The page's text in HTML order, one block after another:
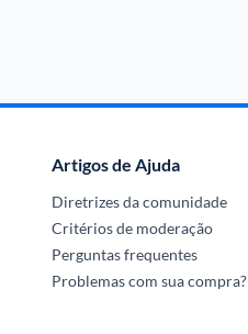
Artigos de Ajuda
Diretrizes da comunidade
Critérios de moderação
Perguntas frequentes
Problemas com sua compra?